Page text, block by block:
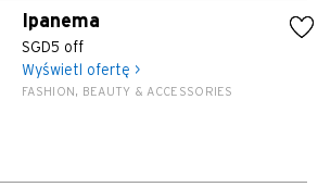
Ipanema
SGD5 off
Wyświetl ofertę >
FASHION, BEAUTY & ACCESSORIES